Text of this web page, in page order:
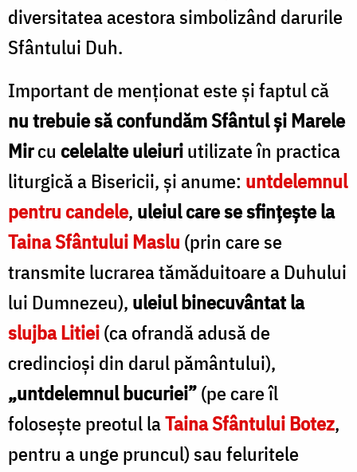
diversitatea acestora simbolizând darurile
Sfântului Duh.
Important de menționat este și faptul că
nu trebuie să confundăm Sfântul și Marele
Mircu celelalte uleiuriutilizate în practica
liturgică a Bisericii, şi anume: untdelemnul
pentru candele, uleiul care se sfinţeşte la
Taina Sfântului Maslu (prin care se
transmite lucrarea tămăduitoare a Duhului
lui Dumnezeu), uleiul binecuvântat la
slujba Litiei(ca ofrandă adusă de
credincioși din darul pământului),
„untdelemnul bucuriei”(pe care îl
folosește preotul laTaina Sfântului Botez,
pentru a unge pruncul) sau feluritele